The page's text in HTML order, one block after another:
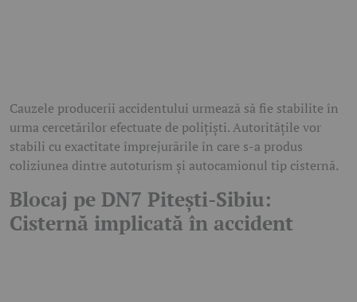
Cauzele producerii accidentului urmează să fie stabilite în
urma cercetărilor efectuate de polițiști. Autoritățile vor
stabili cu exactitate împrejurările în care s-a produs
coliziunea dintre autoturism și autocamionul tip cisternă.
Blocaj pe DN7 Pitești-Sibiu:
Cisternă implicată în accident